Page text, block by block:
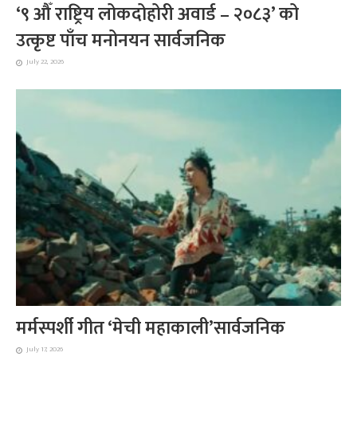
‘९ औँ राष्ट्रिय लोकदोहोरी अवार्ड – २०८३’ को
उत्कृष्ट पाँच मनोनयन सार्वजनिक
July 22, 2026
मर्मस्पर्शी गीत ‘मेची महाकाली’सार्वजनिक
July 17, 2026